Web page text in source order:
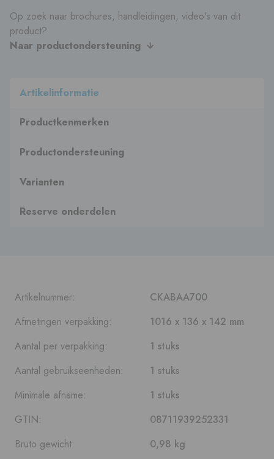
Op zoek naar brochures, handleidingen, video's van dit
product?
Naar productondersteuning
Artikelinformatie
Productkenmerken
Productondersteuning
Varianten
Reserve onderdelen
Artikelnummer:
CKABAA700
Afmetingen verpakking:
1016 x 136 x 142 mm
Aantal per verpakking:
1 stuks
Aantal gebruikseenheden:
1 stuks
Minimale afname:
1 stuks
GTIN:
08711939252331
Bruto gewicht:
0,98 kg